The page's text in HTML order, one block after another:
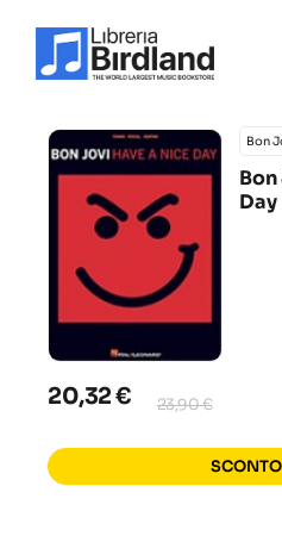
Bon
Day
20,32 € 23,90 €